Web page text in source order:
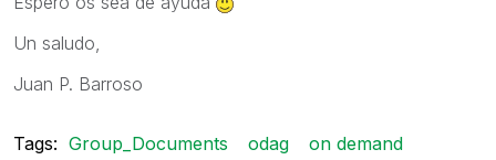
Un saludo,
Juan P. Barroso
Tags: Group_Documents odag
on demand